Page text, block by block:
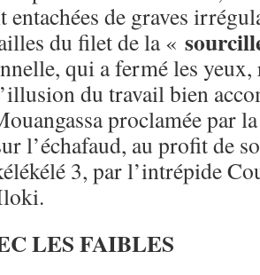
entachées de graves
du filet de la «
qui a fermé les
du travail bien
proclamée par
l’échafaud, au profit de
3, par l’intrépide
LES FAIBLES